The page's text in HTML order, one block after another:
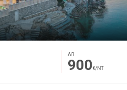
AB
900€/NT